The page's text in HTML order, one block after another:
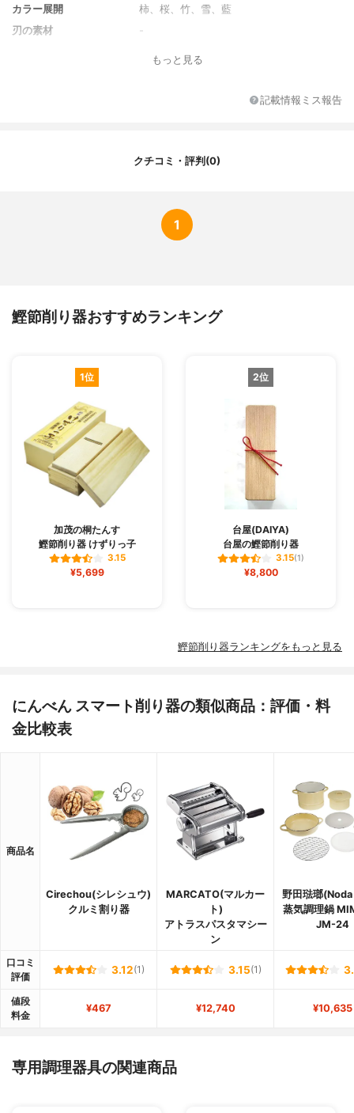
カラー展開
柿、桜、竹、雪、藍
刃の素材
もっと見る
記載情報ミス報告
クチコミ・評判(0)
1
鰹節削り器おすすめランキング
1位
加茂の桐たんす
鰹節削り器 けずりっ子
3.15
¥5,699
2位
台屋(DAIYA)
台屋の鰹節削り器
3.15(1)
¥8,800
鰹節削り器ランキングをもっと見る
にんべん スマート削り器の類似商品：評価・料
金比較表
商品名
Cirechou(シレシュウ)
クルミ割り器
MARCATO(マルカー
ト)
アトラスパスタマシー
ン
野田琺瑯
蒸気調理鍋
JM-24
口コミ
評価
3.12(1) 3.15(1)
値段
料金
¥467 ¥12,740 ¥10,635
専用調理器具の関連商品